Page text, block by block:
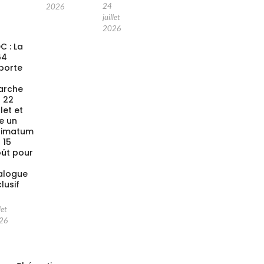
2026
24
juillet
2026
: La
22
et
un
pour